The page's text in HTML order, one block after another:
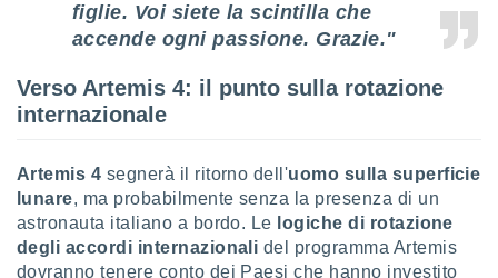
figlie. Voi siete la scintilla che
accende ogni passione. Grazie."
Verso Artemis 4: il punto sulla rotazione
internazionale
Artemis 4 segnerà il ritorno dell'uomo sulla superficie
lunare, ma probabilmente senza la presenza di un
astronauta italiano a bordo. Le logiche di rotazione
degli accordi internazionali del programma Artemis
dovranno tenere conto dei Paesi che hanno investito